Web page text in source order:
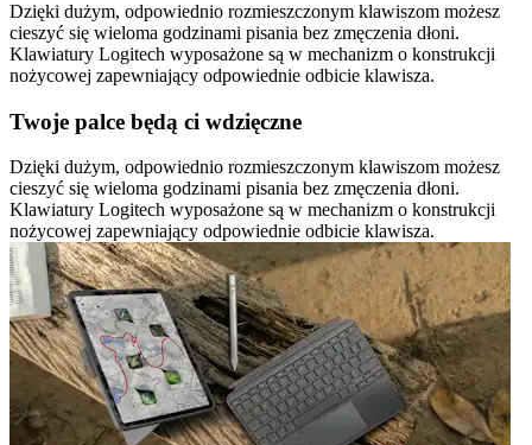
Dzięki dużym, odpowiednio rozmieszczonym klawiszom możesz
cieszyć się wieloma godzinami pisania bez zmęczenia dłoni.
Klawiatury Logitech wyposażone są w mechanizm o konstrukcji
nożycowej zapewniający odpowiednie odbicie klawisza.
Twoje palce będą ci wdzięczne
Dzięki dużym, odpowiednio rozmieszczonym klawiszom możesz
cieszyć się wieloma godzinami pisania bez zmęczenia dłoni.
Klawiatury Logitech wyposażone są w mechanizm o konstrukcji
nożycowej zapewniający odpowiednie odbicie klawisza.